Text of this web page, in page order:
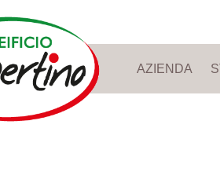
AZIENDA